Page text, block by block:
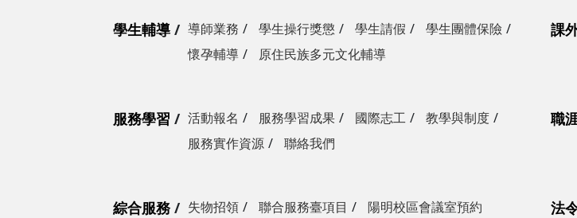
學生輔導 導師業務 學生操行獎懲 學生請假
學生團體保險
懷孕輔導
原住民族多元文化輔導
課
服務學習 活動報名 服務學習成果 國際志工
教學與制度
服務實作資源
聯絡我們
職
綜合服務 失物招領 聯合服務臺項目 陽明校區會議室預約 法